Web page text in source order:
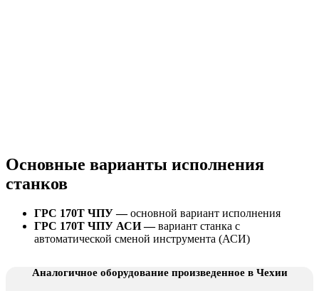
Основные варианты исполнения
станков
ГРС 170Т ЧПУ —основной вариант исполнения
ГРС 170Т ЧПУ АСИ —вариант станка с
автоматической сменой инструмента (АСИ)
Аналогичное оборудование произведенное в Чехии